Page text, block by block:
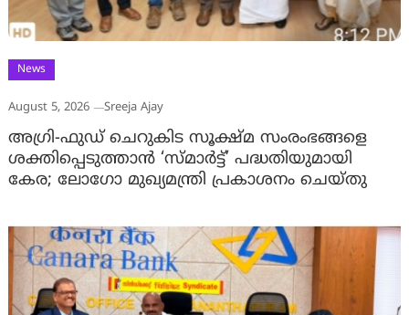
News
August 5, 2026 Sreeja Ajay
അഗ്രി-ഫുഡ് ചെറുകിട സൂക്ഷ്മ സംരംഭങ്ങളെ
ശക്തിപ്പെടുത്താന്‍ ‘സ്മാര്‍ട്ട്’ പദ്ധതിയുമായി
കേര; ലോഗോ മുഖ്യമന്ത്രി പ്രകാശനം ചെയ്തു